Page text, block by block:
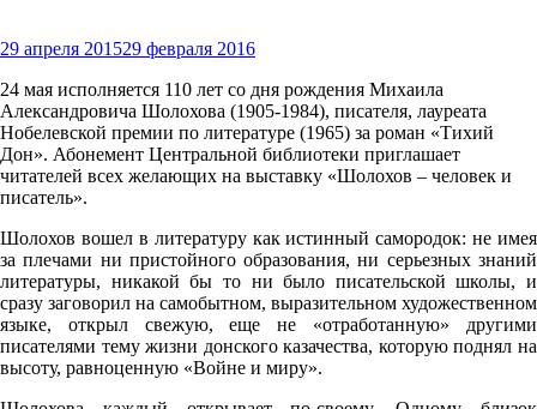
29 апреля 201529 февраля 2016
24 мая исполняется 110 лет со дня рождения Михаила
Александровича Шолохова (1905-1984), писателя, лауреата
Нобелевской премии по литературе (1965) за роман «Тихий
Дон». Абонемент Центральной библиотеки приглашает
читателей всех желающих на выставку «Шолохов – человек и
писатель».
Шолохов вошел в литературу как истинный самородок: не имея
за плечами ни пристойного образования, ни серьезных знаний
литературы, никакой бы то ни было писательской школы, и
сразу заговорил на самобытном, выразительном художественном
языке, открыл свежую, еще не «отработанную» другими
писателями тему жизни донского казачества, которую поднял на
высоту, равноценную «Войне и миру».